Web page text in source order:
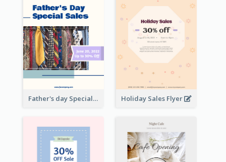
Father's day Special Sale Flyer Holiday Sales Flyer